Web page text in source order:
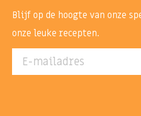
Blijf op de hoogte van onze
onze leuke recepten.
E-mailadres